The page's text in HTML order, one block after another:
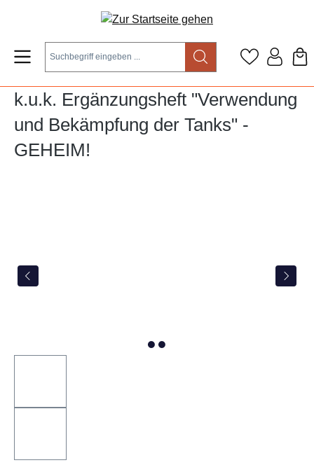
Zum Hauptinhalt springen
k.u.k. Ergänzungsheft "Verwendung
und Bekämpfung der Tanks" -
GEHEIM!